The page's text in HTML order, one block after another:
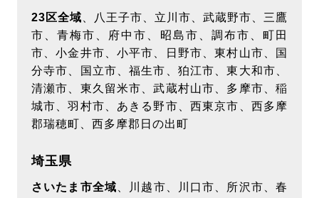
23区全域 、八王子市、立川市、武蔵野市、三鷹
市、青梅市、府中市、昭島市、調布市、町田
市、小金井市、小平市、日野市、東村山市、国
分寺市、国立市、福生市、狛江市、東大和市、
清瀬市、東久留米市、武蔵村山市、多摩市、稲
城市、羽村市、あきる野市、西東京市、西多摩
郡瑞穂町、西多摩郡日の出町
埼玉県
さいたま市全域 、川越市、川口市、所沢市、春